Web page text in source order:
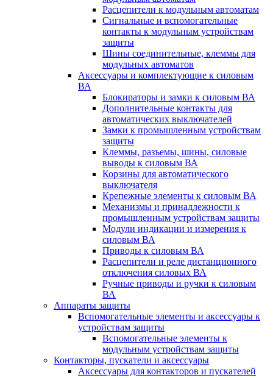
Расцепители к модульным автоматам
Сигнальные и вспомогательные
контакты к модульным устройствам
защиты
Шины соединительные, клеммы для
модульных автоматов
Аксессуары и комплектующие к силовым
ВА
Блокираторы и замки к силовым ВА
Дополнительные контакты для
автоматических выключателей
Замки к промышленным устройствам
защиты
Клеммы, разъемы, шины, силовые
выводы к силовым ВА
Корзины для автоматического
выключателя
Крепежные элементы к силовым ВА
Механизмы и принадлежности к
промышленным устройствам защиты
Модули индикации и измерения к
силовым ВА
Приводы к силовым ВА
Расцепители и реле дистанционного
отключения силовых ВА
Ручные приводы и ручки к силовым
ВА
Аппараты защиты
Вспомогательные элементы и аксессуары к
устройствам защиты
Вспомогательные элементы к
модульным устройствам защиты
Контакторы, пускатели и аксессуары
Аксессуары для контакторов и пускателей